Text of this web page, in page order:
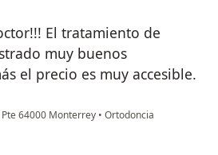
El tratamiento de
muy buenos
el precio es muy accesible.
64000 Monterrey • Ortodoncia
Berrones